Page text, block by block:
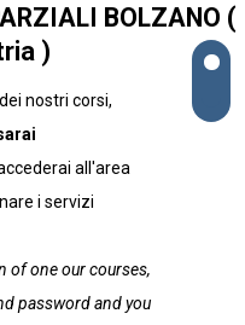
BOLZANO (
)
nostri corsi,
all'area
i servizi
of one our courses,
password and you